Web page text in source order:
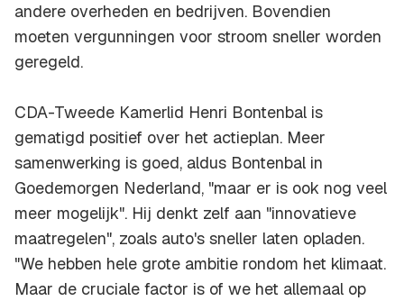
andere overheden en bedrijven. Bovendien
moeten vergunningen voor stroom sneller worden
geregeld.
CDA-Tweede Kamerlid Henri Bontenbal is
gematigd positief over het actieplan. Meer
samenwerking is goed, aldus Bontenbal in
Goedemorgen Nederland, "maar er is ook nog veel
meer mogelijk". Hij denkt zelf aan "innovatieve
maatregelen", zoals auto's sneller laten opladen.
"We hebben hele grote ambitie rondom het klimaat.
Maar de cruciale factor is of we het allemaal op